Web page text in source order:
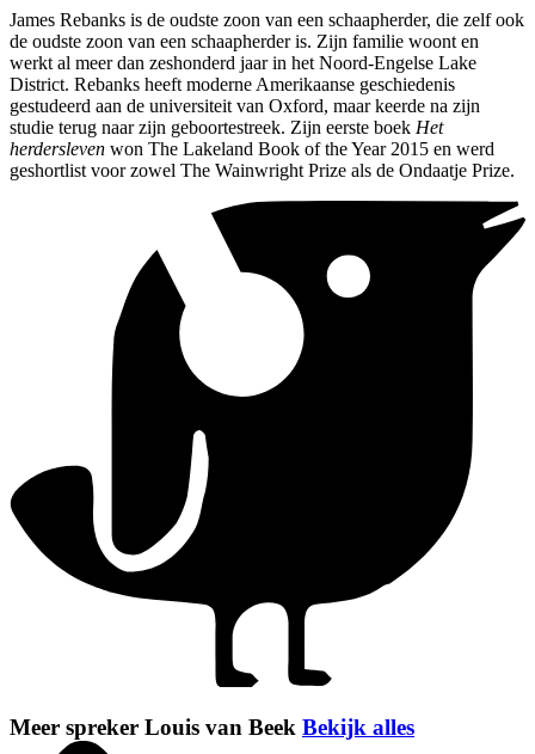
James Rebanks is de oudste zoon van een schaapherder, die zelf ook
de oudste zoon van een schaapherder is. Zijn familie woont en
werkt al meer dan zeshonderd jaar in het Noord-Engelse Lake
District. Rebanks heeft moderne Amerikaanse geschiedenis
gestudeerd aan de universiteit van Oxford, maar keerde na zijn
studie terug naar zijn geboortestreek. Zijn eerste boek Het
herdersleven won The Lakeland Book of the Year 2015 en werd
geshortlist voor zowel The Wainwright Prize als de Ondaatje Prize.
Meer spreker Louis van Beek Bekijk alles